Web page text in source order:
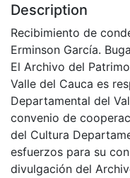
Description
Recibimiento de
Erminson García.
El Archivo del
Valle del Cauca es
Departamental del
convenio de
del Cultura
esfuerzos para su
divulgación del